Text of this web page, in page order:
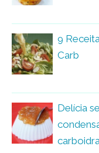
9
Carb
Delícia